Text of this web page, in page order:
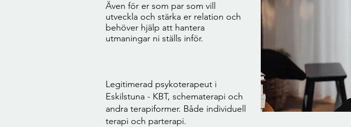
Även för er som par som vill
utveckla och stärka er relation och
behöver hjälp att hantera
utmaningar ni ställs inför.
Legitimerad psykoterapeut i
Eskilstuna - KBT, schematerapi och
andra terapiformer. Både individuell
terapi och parterapi.